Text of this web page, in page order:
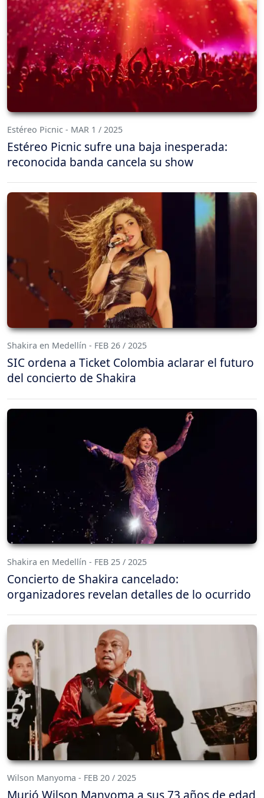
Estéreo Picnic - MAR 1 / 2025
Estéreo Picnic sufre una baja inesperada:
reconocida banda cancela su show
Shakira en Medellín - FEB 26 / 2025
SIC ordena a Ticket Colombia aclarar el futuro
del concierto de Shakira
Shakira en Medellín - FEB 25 / 2025
Concierto de Shakira cancelado:
organizadores revelan detalles de lo ocurrido
Wilson Manyoma - FEB 20 / 2025
Murió Wilson Manyoma a sus 73 años de edad